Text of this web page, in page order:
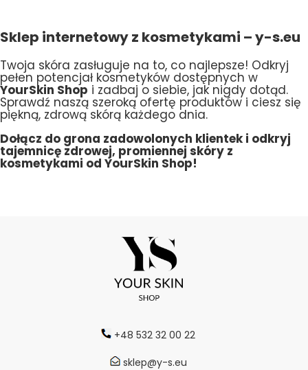
Sklep internetowy z kosmetykami – y-s.eu
Twoja skóra zasługuje na to, co najlepsze! Odkryj
pełen potencjał kosmetyków dostępnych w
YourSkin Shop i zadbaj o siebie, jak nigdy dotąd.
Sprawdź naszą szeroką ofertę produktów i ciesz się
piękną, zdrową skórą każdego dnia.
Dołącz do grona zadowolonych klientek i odkryj
tajemnicę zdrowej, promiennej skóry z
kosmetykami od YourSkin Shop!
+48 532 32 00 22
sklep@y-s.eu